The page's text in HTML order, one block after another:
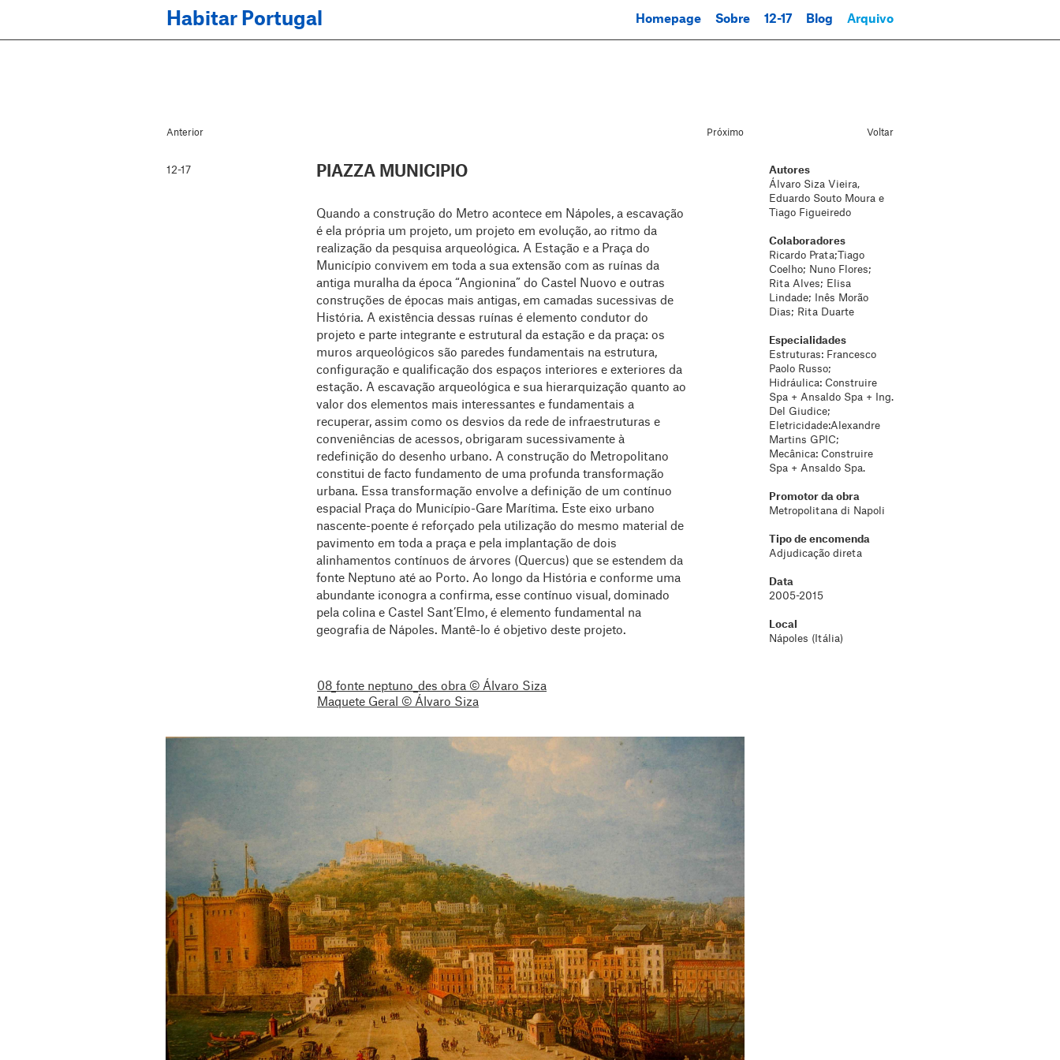
Habitar Portugal Homepage Sobre 12-17 Blog Arquivo
Anterior Voltar
Próximo
12-17 PIAZZA MUNICIPIO
Quando a construção do Metro acontece em Nápoles, a escavação
é ela própria um projeto, um projeto em evolução, ao ritmo da
realização da pesquisa arqueológica. A Estação e a Praça do
Município convivem em toda a sua extensão com as ruínas da
antiga muralha da época “Angionina” do Castel Nuovo e outras
construções de épocas mais antigas, em camadas sucessivas de
História. A existência dessas ruínas é elemento condutor do
projeto e parte integrante e estrutural da estação e da praça: os
muros arqueológicos são paredes fundamentais na estrutura,
configuração e qualificação dos espaços interiores e exteriores da
estação. A escavação arqueológica e sua hierarquização quanto ao
valor dos elementos mais interessantes e fundamentais a
recuperar, assim como os desvios da rede de infraestruturas e
conveniências de acessos, obrigaram sucessivamente à
redefinição do desenho urbano. A construção do Metropolitano
constitui de facto fundamento de uma profunda transformação
urbana. Essa transformação envolve a definição de um contínuo
espacial Praça do Município-Gare Marítima. Este eixo urbano
nascente-poente é reforçado pela utilização do mesmo material de
pavimento em toda a praça e pela implantação de dois
alinhamentos contínuos de árvores (Quercus) que se estendem da
fonte Neptuno até ao Porto. Ao longo da História e conforme uma
abundante iconogra a confirma, esse contínuo visual, dominado
pela colina e Castel Sant’Elmo, é elemento fundamental na
geografia de Nápoles. Mantê-lo é objetivo deste projeto.
08_fonte neptuno_des obra © Álvaro Siza
Maquete Geral © Álvaro Siza
Autores
Álvaro Siza Vieira,
Eduardo Souto Moura e
Tiago Figueiredo
Colaboradores
Ricardo Prata;Tiago
Coelho; Nuno Flores;
Rita Alves; Elisa
Lindade; Inês Morão
Dias; Rita Duarte
Especialidades
Estruturas: Francesco
Paolo Russo;
Hidráulica: Construire
Spa + Ansaldo Spa + Ing.
Del Giudice;
Eletricidade:Alexandre
Martins GPIC;
Mecânica: Construire
Spa + Ansaldo Spa.
Promotor da obra
Metropolitana di Napoli
Tipo de encomenda
Adjudicação direta
Data
2005-2015
Local
Nápoles (Itália)